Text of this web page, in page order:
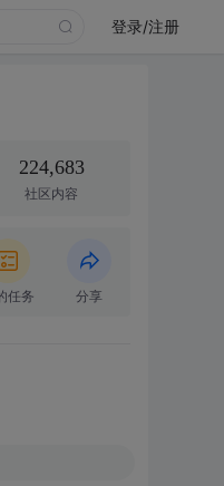
登录/注册
224,683
社区内容
任务 分享